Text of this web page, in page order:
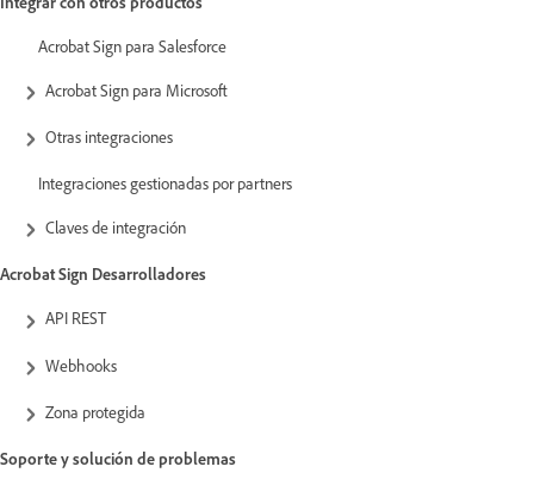
Acrobat Sign para Salesforce
Acrobat Sign para Microsoft
Otras integraciones
Integraciones gestionadas por partners
Claves de integración
Acrobat Sign Desarrolladores
API REST
Webhooks
Zona protegida
Soporte y solución de problemas